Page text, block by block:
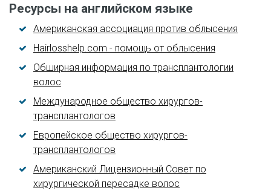
Ресурсы на английском языке
Американская ассоциация против облысения
Hairlosshelp.com - помощь от облысения
Обширная информация по трансплантологии
волос
Международное общество хирургов-
трансплантологов
Европейское общество хирургов-
трансплантологов
Американский Лицензионный Совет по
хирургической пересадке волос